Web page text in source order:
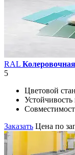
RAL
5
Цветовой
Заказать Цена по